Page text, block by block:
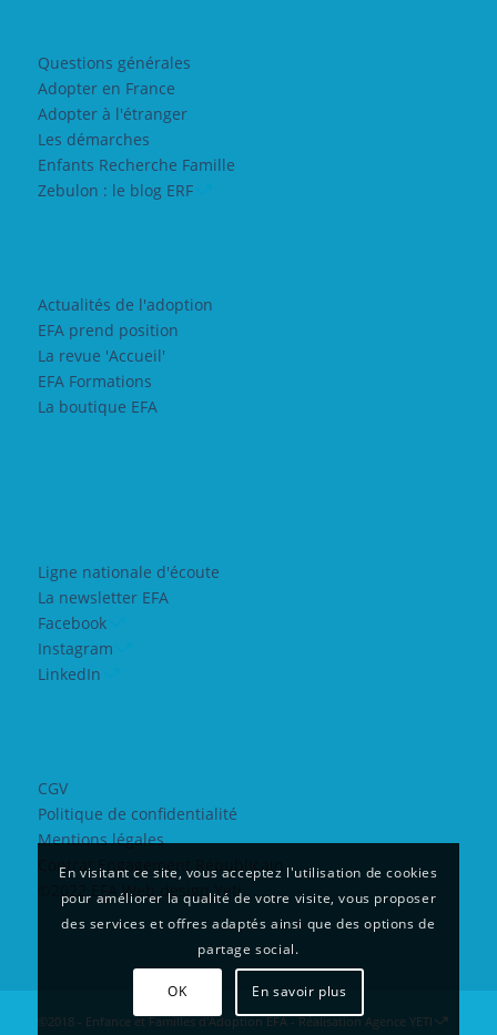
Questions générales
Adopter en France
Adopter à l'étranger
Les démarches
Enfants Recherche Famille
Zebulon : le blog ERF
Actualités de l'adoption
EFA prend position
La revue 'Accueil'
EFA Formations
La boutique EFA
Ligne nationale d'écoute
La newsletter EFA
Facebook
Instagram
LinkedIn
CGV
Politique de confidentialité
Mentions légales
Contrat Engagement Républicain
©2022 EFA Web design Yeti
©2018 - Enfance et Familles d'Adoption EFA - RéalisationAgence YETI
En visitant ce site, vous acceptez l'utilisation de cookies
pour améliorer la qualité de votre visite, vous proposer
des services et offres adaptés ainsi que des options de
partage social.
OK En savoir plus